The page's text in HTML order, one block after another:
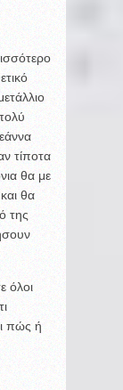
τίποτα
θα με
θα
της
όλοι
πώς ή